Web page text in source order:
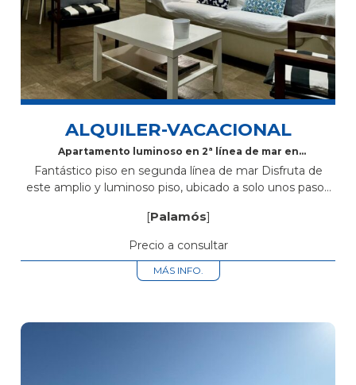
ALQUILER-VACACIONAL
Apartamento luminoso en 2ª línea de mar en
Fantástico piso en segunda línea de mar Disfruta de
este amplio y luminoso piso, ubicado a solo unos pasos
cocina...
[Palamós]
Precio a consultar
MÁS INFO.